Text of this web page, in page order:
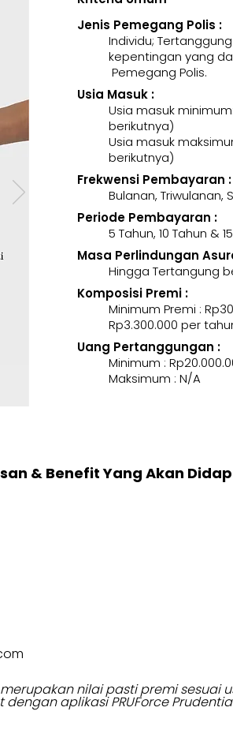
Jenis Pemegang Polis :
Individu;
kepentingan yang
Pemegang Polis.
Usia Masuk :
Usia masuk
berikutnya)
Usia masuk
berikutnya)
Frekwensi Pembayaran :
Bulanan, Triwulanan,
Periode Pembayaran :
5 Tahun, 10 Tahun &
Masa Perlindungan
Hingga Tertangung
Komposisi Premi :
Minimum Premi :
Rp3.300.000 per
Uang Pertanggungan :
Minimum :
Maksimum : N/A
& Benefit Yang Akan
nilai pasti premi sesuai
aplikasi PRUForce